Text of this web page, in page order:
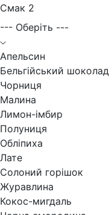
Смак 2
--- Оберіть ---
Апельсин
Бельгійський шоколад
Чорниця
Малина
Лимон-імбир
Полуниця
Обліпиха
Лате
Солоний горішок
Журавлина
Кокос-мигдаль